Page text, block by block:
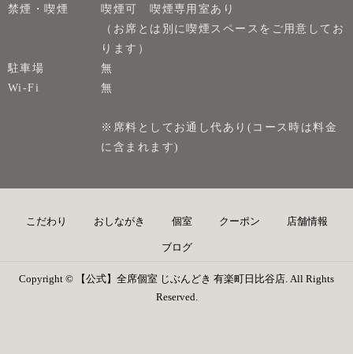
禁煙・喫煙
喫煙可 喫煙専用室あり
（お席とは別に喫煙スペースをご用意してお
ります）
駐車場
無
Wi-Fi
無
※席料としてお通し代あり(コース時は料金
に含まれます)
こだわり おしながき 個室 クーポン 店舗情報
ブログ
Copyright © 【公式】全席個室 じぶんどき 有楽町日比谷店. All Rights
Reserved.